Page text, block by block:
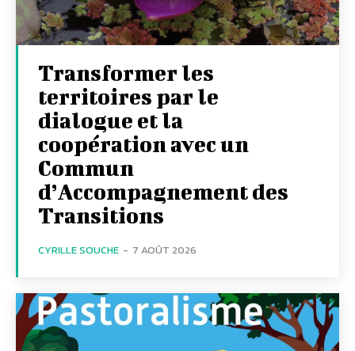
Transformer les
territoires par le
dialogue et la
coopération avec un
Commun
d’Accompagnement des
Transitions
CYRILLE SOUCHE - 7 AOÛT 2026